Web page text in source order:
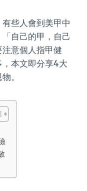
些人會到美甲中
自己的甲，自己
意個人指甲健
本文即分享4大
。